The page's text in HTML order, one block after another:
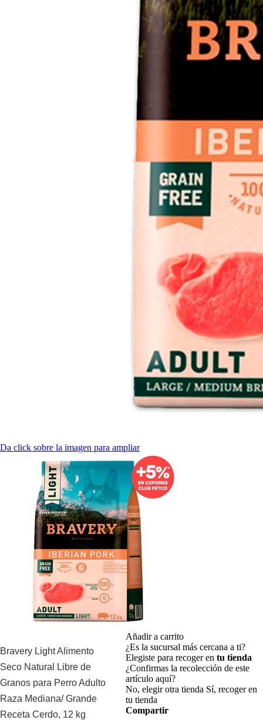
Da click sobre la imagen para ampliar
Bravery Light Alimento
Seco Natural Libre de
Granos para Perro Adulto
Raza Mediana/ Grande
Receta Cerdo, 12 kg
Añadir a carrito
¿Es la sucursal más cercana a ti?
Elegiste para recoger en tu tienda
¿Confirmas la recolección de este
artículo aquí?
No, elegir otra tienda Sí, recoger en
tu tienda
Compartir